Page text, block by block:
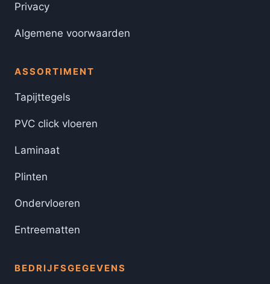
Privacy
Algemene voorwaarden
ASSORTIMENT
Tapijttegels
PVC click vloeren
Laminaat
Plinten
Ondervloeren
Entreematten
BEDRIJFSGEGEVENS